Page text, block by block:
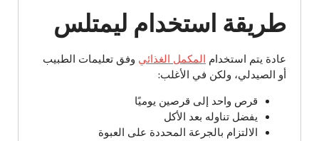
طريقة استخدام ليمتلس
عادة يتم استخدام المكمل الغذائي وفق تعليمات الطبيب
أو الصيدلي، ولكن في الأغلب:
قرص واحد إلى قرصين يوميًا
يفضل تناوله بعد الأكل
الالتزام بالجرعة المحددة على العبوة